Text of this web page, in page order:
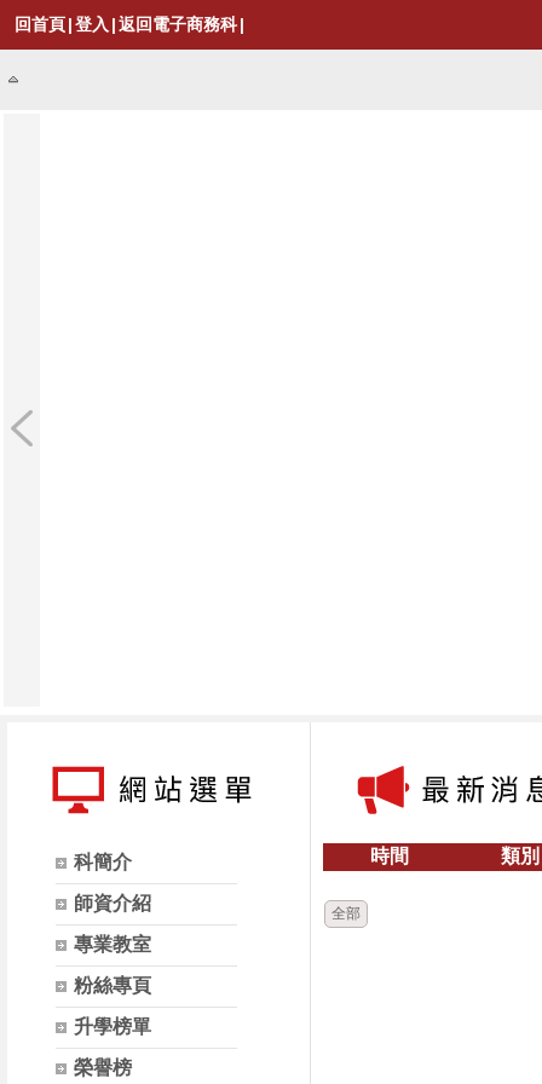
回首頁|登入 |返回電子商務科|
科簡介
師資介紹
專業教室
粉絲專頁
升學榜單
榮譽榜
時間 類別
全部